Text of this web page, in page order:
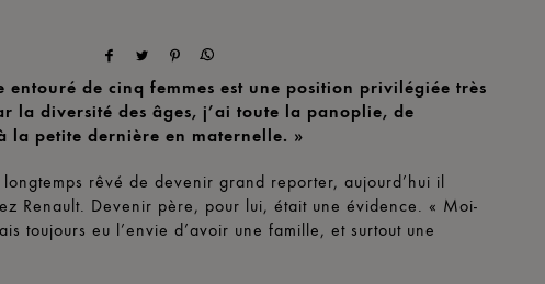
entouré de cinq femmes est une position privilégiée très
la diversité des âges, j’ai toute la panoplie, de
la petite dernière en maternelle. »
rêvé de devenir grand reporter, aujourd’hui il
Renault. Devenir père, pour lui, était une évidence. « Moi-
toujours eu l’envie d’avoir une famille, et surtout une